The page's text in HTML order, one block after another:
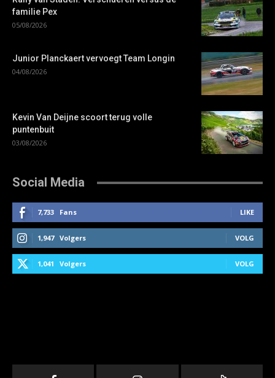
familie Pex
05/08/2026
Junior Planckaert vervoegt Team Longin
04/08/2026
Kevin Van Deijne scoort terug volle
puntenbuit
03/08/2026
Social Media
7,733 Fans LIKE
1,947 Volgers VOLG
1,041 Volgers VOLG